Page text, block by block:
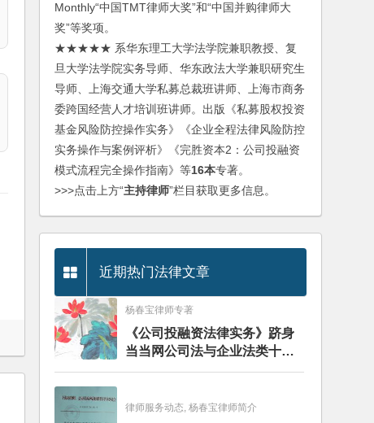
Monthly“中国TMT律师大奖”和“中国并购律师大
奖”等奖项。
★★★★★ 系华东理工大学法学院兼职教授、复
旦大学法学院实务导师、华东政法大学兼职研究生
导师、上海交通大学私募总裁班讲师、上海市商务
委跨国经营人才培训班讲师。出版《私募股权投资
基金风险防控操作实务》《企业全程法律风险防控
实务操作与案例评析》《完胜资本2：公司投融资
模式流程完全操作指南》等16本专著。
>>>点击上方“主持律师”栏目获取更多信息。
近期热门法律文章
杨春宝律师专著
《公司投融资法律实务》跻身
当当网公司法与企业法类十大
畅销图书榜
律师服务动态, 杨春宝律师简介